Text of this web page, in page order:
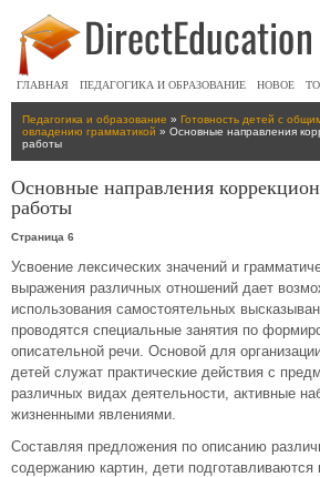
ГЛАВНАЯ ПЕДАГОГИКА И ОБРАЗОВАНИЕ НОВОЕ
Педагогика и образование » Готовность детей с
овладению грамматикой » Основные направления
работы
Основные направления
работы
Страница 6
Усвоение лексических значений и
выражения различных отношений дает
использования самостоятельных
проводятся специальные занятия по
описательной речи. Основой для
детей служат практические действия с
различных видах деятельности, активные
жизненными явлениями.
Составляя предложения по описанию
содержанию картин, дети подготавливаются